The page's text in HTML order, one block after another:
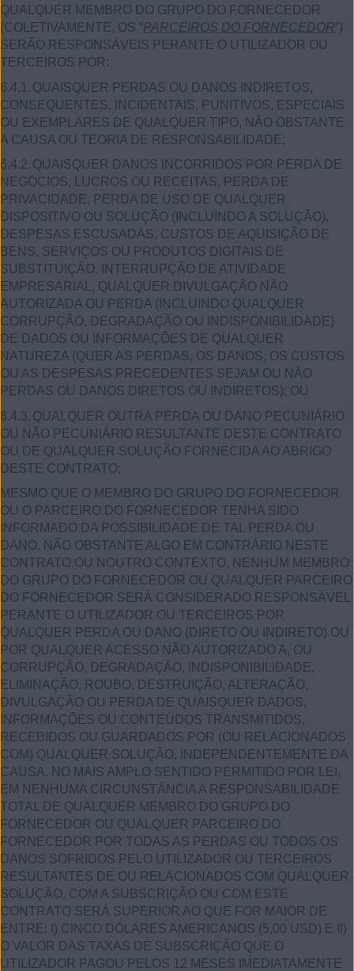
QUALQUER MEMBRO DO GRUPO DO FORNECEDOR
(COLETIVAMENTE, OS “PARCEIROS DO FORNECEDOR”)
SERÃO RESPONSÁVEIS PERANTE O UTILIZADOR OU
TERCEIROS POR:
6.4.1. QUAISQUER PERDAS OU DANOS INDIRETOS,
CONSEQUENTES, INCIDENTAIS, PUNITIVOS, ESPECIAIS
OU EXEMPLARES DE QUALQUER TIPO, NÃO OBSTANTE
A CAUSA OU TEORIA DE RESPONSABILIDADE;
6.4.2. QUAISQUER DANOS INCORRIDOS POR PERDA DE
NEGÓCIOS, LUCROS OU RECEITAS, PERDA DE
PRIVACIDADE, PERDA DE USO DE QUALQUER
DISPOSITIVO OU SOLUÇÃO (INCLUINDO A SOLUÇÃO),
DESPESAS ESCUSADAS, CUSTOS DE AQUISIÇÃO DE
BENS, SERVIÇOS OU PRODUTOS DIGITAIS DE
SUBSTITUIÇÃO, INTERRUPÇÃO DE ATIVIDADE
EMPRESARIAL, QUALQUER DIVULGAÇÃO NÃO
AUTORIZADA OU PERDA (INCLUINDO QUALQUER
CORRUPÇÃO, DEGRADAÇÃO OU INDISPONIBILIDADE)
DE DADOS OU INFORMAÇÕES DE QUALQUER
NATUREZA (QUER AS PERDAS, OS DANOS, OS CUSTOS
OU AS DESPESAS PRECEDENTES SEJAM OU NÃO
PERDAS OU DANOS DIRETOS OU INDIRETOS); OU
6.4.3. QUALQUER OUTRA PERDA OU DANO PECUNIÁRIO
OU NÃO PECUNIÁRIO RESULTANTE DESTE CONTRATO
OU DE QUALQUER SOLUÇÃO FORNECIDA AO ABRIGO
DESTE CONTRATO;
MESMO QUE O MEMBRO DO GRUPO DO FORNECEDOR
OU O PARCEIRO DO FORNECEDOR TENHA SIDO
INFORMADO DA POSSIBILIDADE DE TAL PERDA OU
DANO. NÃO OBSTANTE ALGO EM CONTRÁRIO NESTE
CONTRATO OU NOUTRO CONTEXTO, NENHUM MEMBRO
DO GRUPO DO FORNECEDOR OU QUALQUER PARCEIRO
DO FORNECEDOR SERÁ CONSIDERADO RESPONSÁVEL
PERANTE O UTILIZADOR OU TERCEIROS POR
QUALQUER PERDA OU DANO (DIRETO OU INDIRETO) OU
POR QUALQUER ACESSO NÃO AUTORIZADO A, OU
CORRUPÇÃO, DEGRADAÇÃO, INDISPONIBILIDADE,
ELIMINAÇÃO, ROUBO, DESTRUIÇÃO, ALTERAÇÃO,
DIVULGAÇÃO OU PERDA DE QUAISQUER DADOS,
INFORMAÇÕES OU CONTEÚDOS TRANSMITIDOS,
RECEBIDOS OU GUARDADOS POR (OU RELACIONADOS
COM) QUALQUER SOLUÇÃO, INDEPENDENTEMENTE DA
CAUSA. NO MAIS AMPLO SENTIDO PERMITIDO POR LEI,
EM NENHUMA CIRCUNSTÂNCIA A RESPONSABILIDADE
TOTAL DE QUALQUER MEMBRO DO GRUPO DO
FORNECEDOR OU QUALQUER PARCEIRO DO
FORNECEDOR POR TODAS AS PERDAS OU TODOS OS
DANOS SOFRIDOS PELO UTILIZADOR OU TERCEIROS
RESULTANTES DE OU RELACIONADOS COM QUALQUER
SOLUÇÃO, COM A SUBSCRIÇÃO OU COM ESTE
CONTRATO SERÁ SUPERIOR AO QUE FOR MAIOR DE
ENTRE: I) CINCO DÓLARES AMERICANOS (5,00 USD) E II)
O VALOR DAS TAXAS DE SUBSCRIÇÃO QUE O
UTILIZADOR PAGOU PELOS 12 MESES IMEDIATAMENTE